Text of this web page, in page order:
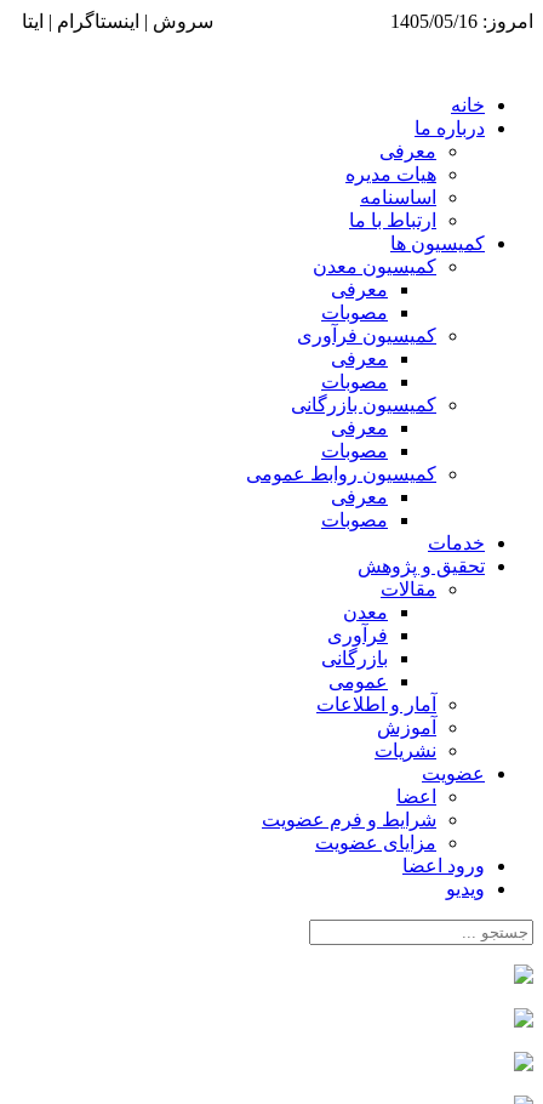
امروز: 1405/05/16 سروش | اینستاگرام | ایتا
خانه
درباره ما
معرفی
هیات مدیره
اساسنامه
ارتباط با ما
کمیسیون ها
کمیسیون معدن
معرفی
مصوبات
کمیسیون فرآوری
معرفی
مصوبات
کمیسیون بازرگانی
معرفی
مصوبات
کمیسیون روابط عمومی
معرفی
مصوبات
خدمات
تحقیق و پژوهش
مقالات
معدن
فرآوری
بازرگانی
عمومی
آمار و اطلاعات
آموزش
نشریات
عضویت
اعضا
شرایط و فرم عضویت
مزایای عضویت
ورود اعضا
ویدیو